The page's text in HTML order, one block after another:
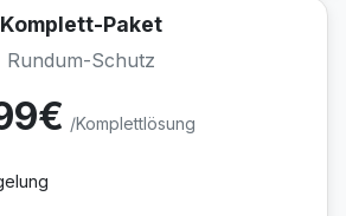
Komplett-Paket
Rundum-Schutz
/Komplettlösung